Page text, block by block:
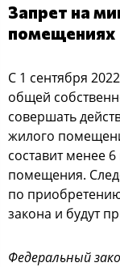
Запрет на
помещениях
С 1 сентября
общей
совершать
жилого
составит менее
помещения.
по
закона и будут
Федеральный